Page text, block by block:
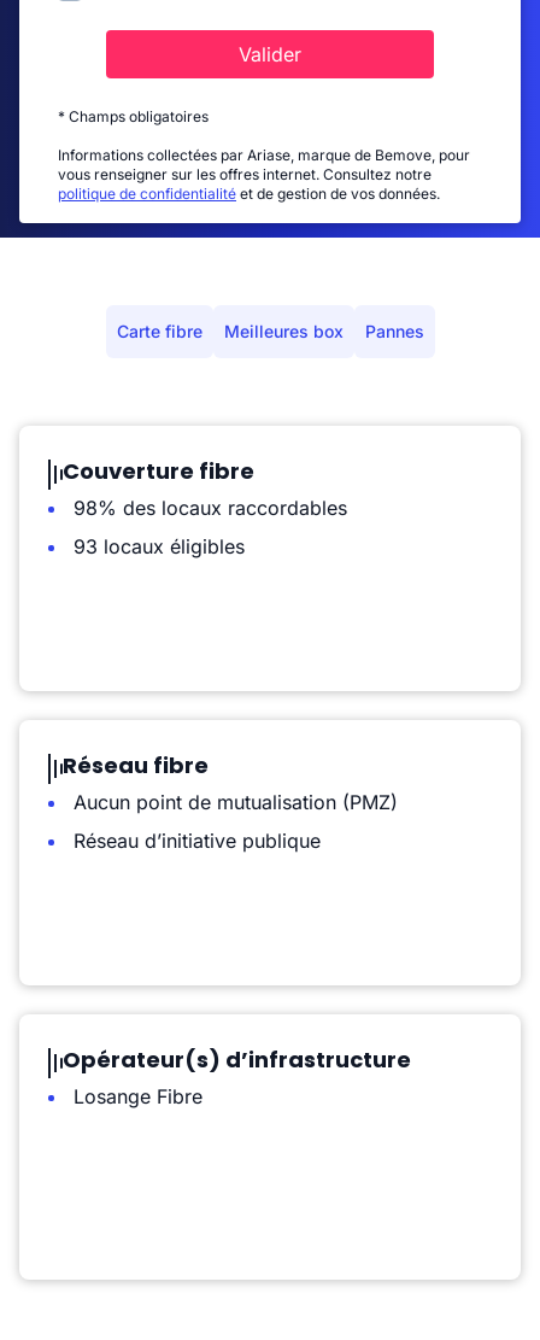
Valider
* Champs obligatoires
Informations collectées par Ariase, marque de Bemove, pour
vous renseigner sur les offres internet. Consultez notre
politique de confidentialité et de gestion de vos données.
Carte fibre Meilleures box Pannes
Couverture fibre
98% des locaux raccordables
93 locaux éligibles
Réseau fibre
Aucun point de mutualisation (PMZ)
Réseau d’initiative publique
Opérateur(s) d’infrastructure
Losange Fibre